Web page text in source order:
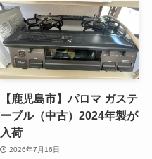
【鹿児島市】パロマ ガステ
ーブル（中古）2024年製が
入荷
2026年7月16日